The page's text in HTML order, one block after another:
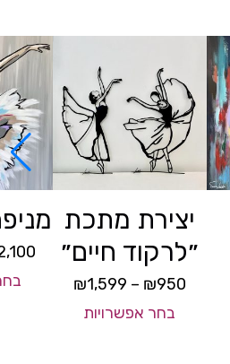
יצירת מתכת
״לרקוד חיים״
₪950
–
₪1,599
בחר אפשרויות